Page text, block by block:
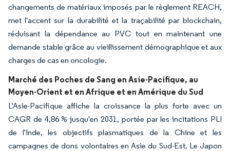
changements de matériaux imposés par le règlement REACH,
met l'accent sur la durabilité et la traçabilité par blockchain,
réduisant la dépendance au PVC tout en maintenant une
demande stable grâce au vieillissement démographique et aux
charges de cas en oncologie.
Marché des Poches de Sang en Asie-Pacifique, au
Moyen-Orient et en Afrique et en Amérique du Sud
L'Asie-Pacifique affiche la croissance la plus forte avec un
CAGR de 4,86 % jusqu'en 2031, portée par les incitations PLI
de l'Inde, les objectifs plasmatiques de la Chine et les
campagnes de dons volontaires en Asie du Sud-Est. Le Japon